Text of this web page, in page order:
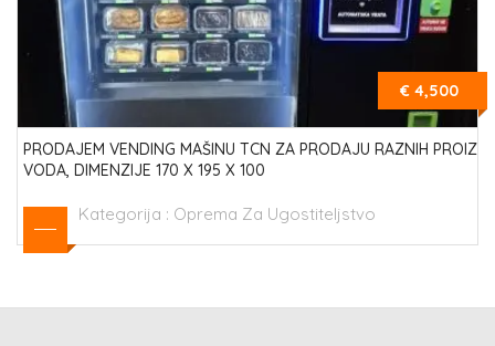
€ 4,500
PRODAJEM VENDING MAŠINU TCN ZA PRODAJU RAZNIH PROIZ
VODA, DIMENZIJE 170 X 195 X 100
Kategorija : Oprema Za Ugostiteljstvo